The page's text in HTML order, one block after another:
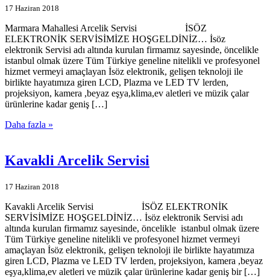
17 Haziran 2018
Marmara Mahallesi Arcelik Servisi İSÖZ
ELEKTRONİK SERVİSİMİZE HOŞGELDİNİZ… İsöz
elektronik Servisi adı altında kurulan firmamız sayesinde, öncelikle
istanbul olmak üzere Tüm Türkiye geneline nitelikli ve profesyonel
hizmet vermeyi amaçlayan İsöz elektronik, gelişen teknoloji ile
birlikte hayatımıza giren LCD, Plazma ve LED TV lerden,
projeksiyon, kamera ,beyaz eşya,klima,ev aletleri ve müzik çalar
ürünlerine kadar geniş […]
Daha fazla »
Kavakli Arcelik Servisi
17 Haziran 2018
Kavakli Arcelik Servisi İSÖZ ELEKTRONİK
SERVİSİMİZE HOŞGELDİNİZ… İsöz elektronik Servisi adı
altında kurulan firmamız sayesinde, öncelikle istanbul olmak üzere
Tüm Türkiye geneline nitelikli ve profesyonel hizmet vermeyi
amaçlayan İsöz elektronik, gelişen teknoloji ile birlikte hayatımıza
giren LCD, Plazma ve LED TV lerden, projeksiyon, kamera ,beyaz
eşya,klima,ev aletleri ve müzik çalar ürünlerine kadar geniş bir […]